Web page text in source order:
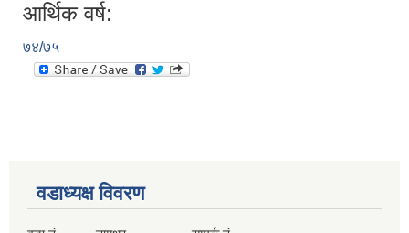
आर्थिक वर्ष:
७४/७५
वडाध्यक्ष विवरण